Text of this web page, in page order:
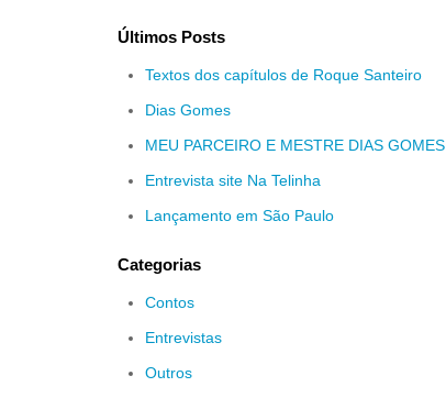
Últimos Posts
Textos dos capítulos de Roque Santeiro
Dias Gomes
MEU PARCEIRO E MESTRE DIAS GOMES
Entrevista site Na Telinha
Lançamento em São Paulo
Categorias
Contos
Entrevistas
Outros